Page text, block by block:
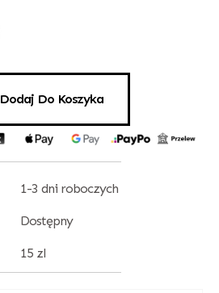
Dodaj Do Koszyka
1-3 dni roboczych
Dostępny
15 zl